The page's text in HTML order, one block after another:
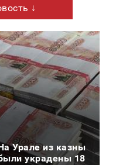
↓
Урале из казны
украдены 18